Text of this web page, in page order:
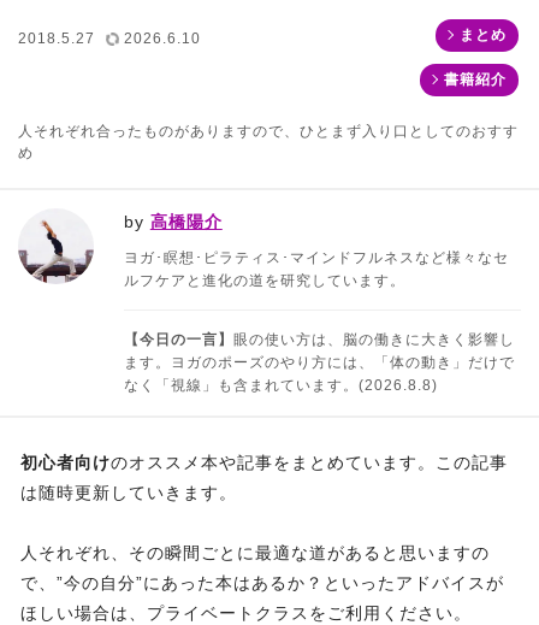
2018.5.27 2026.6.10 まとめ
書籍紹介
人それぞれ合ったものがありますので、ひとまず入り口としてのおすす
め
by 高橋陽介
ヨガ･瞑想･ピラティス･マインドフルネスなど様々なセ
ルフケアと進化の道を研究しています。
【今日の一言】 眼の使い方は、脳の働きに大きく影響し
ます。ヨガのポーズのやり方には、「体の動き」だけで
なく「視線」も含まれています。(2026.8.8)
初心者向けのオススメ本や記事をまとめています。この記事
は随時更新していきます。
人それぞれ、その瞬間ごとに最適な道があると思いますの
で、”今の自分”にあった本はあるか？といったアドバイスが
ほしい場合は、プライベートクラスをご利用ください。